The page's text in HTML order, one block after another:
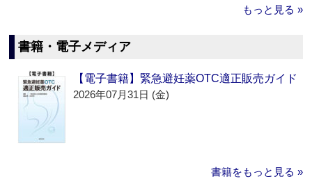
もっと見る »
書籍・電子メディア
【電子書籍】緊急避妊薬OTC適正販売ガイド
2026年07月31日 (金)
書籍をもっと見る »